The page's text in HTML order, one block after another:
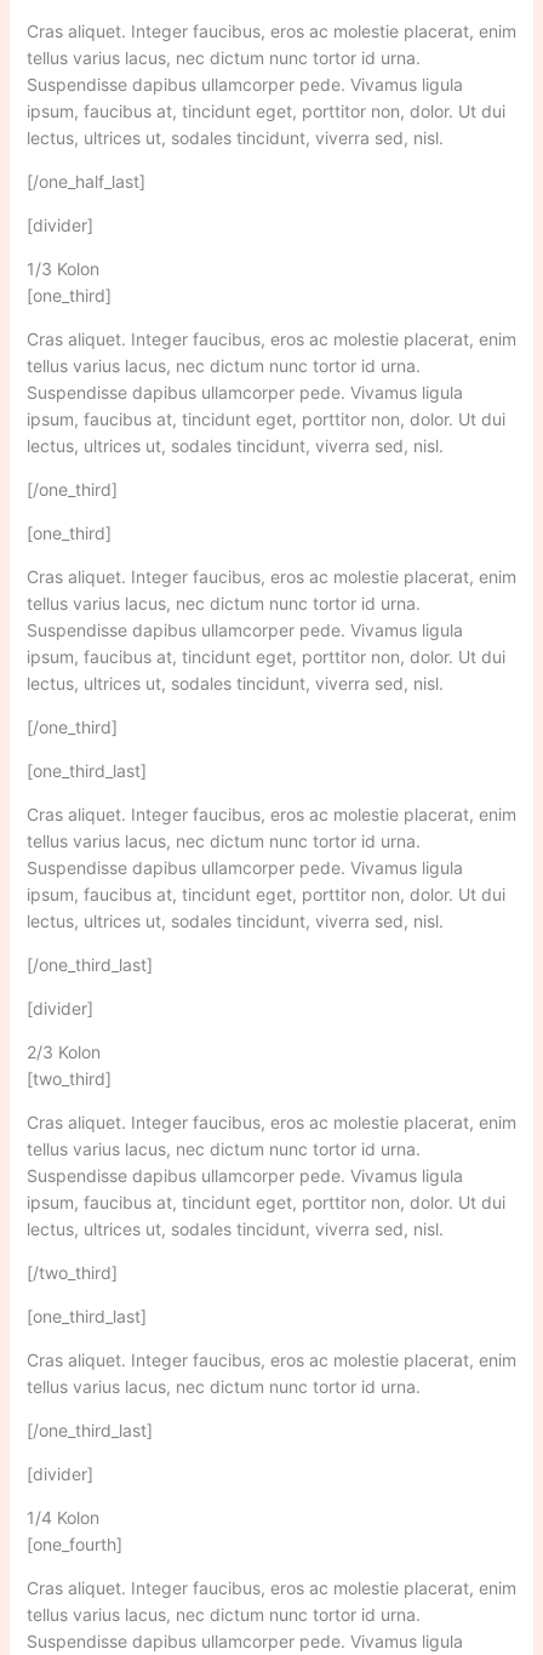
Cras aliquet. Integer faucibus, eros ac molestie placerat, enim
tellus varius lacus, nec dictum nunc tortor id urna.
Suspendisse dapibus ullamcorper pede. Vivamus ligula
ipsum, faucibus at, tincidunt eget, porttitor non, dolor. Ut dui
lectus, ultrices ut, sodales tincidunt, viverra sed, nisl.
[/one_half_last]
[divider]
1/3 Kolon
[one_third]
Cras aliquet. Integer faucibus, eros ac molestie placerat, enim
tellus varius lacus, nec dictum nunc tortor id urna.
Suspendisse dapibus ullamcorper pede. Vivamus ligula
ipsum, faucibus at, tincidunt eget, porttitor non, dolor. Ut dui
lectus, ultrices ut, sodales tincidunt, viverra sed, nisl.
[/one_third]
[one_third]
Cras aliquet. Integer faucibus, eros ac molestie placerat, enim
tellus varius lacus, nec dictum nunc tortor id urna.
Suspendisse dapibus ullamcorper pede. Vivamus ligula
ipsum, faucibus at, tincidunt eget, porttitor non, dolor. Ut dui
lectus, ultrices ut, sodales tincidunt, viverra sed, nisl.
[/one_third]
[one_third_last]
Cras aliquet. Integer faucibus, eros ac molestie placerat, enim
tellus varius lacus, nec dictum nunc tortor id urna.
Suspendisse dapibus ullamcorper pede. Vivamus ligula
ipsum, faucibus at, tincidunt eget, porttitor non, dolor. Ut dui
lectus, ultrices ut, sodales tincidunt, viverra sed, nisl.
[/one_third_last]
[divider]
2/3 Kolon
[two_third]
Cras aliquet. Integer faucibus, eros ac molestie placerat, enim
tellus varius lacus, nec dictum nunc tortor id urna.
Suspendisse dapibus ullamcorper pede. Vivamus ligula
ipsum, faucibus at, tincidunt eget, porttitor non, dolor. Ut dui
lectus, ultrices ut, sodales tincidunt, viverra sed, nisl.
[/two_third]
[one_third_last]
Cras aliquet. Integer faucibus, eros ac molestie placerat, enim
tellus varius lacus, nec dictum nunc tortor id urna.
[/one_third_last]
[divider]
1/4 Kolon
[one_fourth]
Cras aliquet. Integer faucibus, eros ac molestie placerat, enim
tellus varius lacus, nec dictum nunc tortor id urna.
Suspendisse dapibus ullamcorper pede. Vivamus ligula